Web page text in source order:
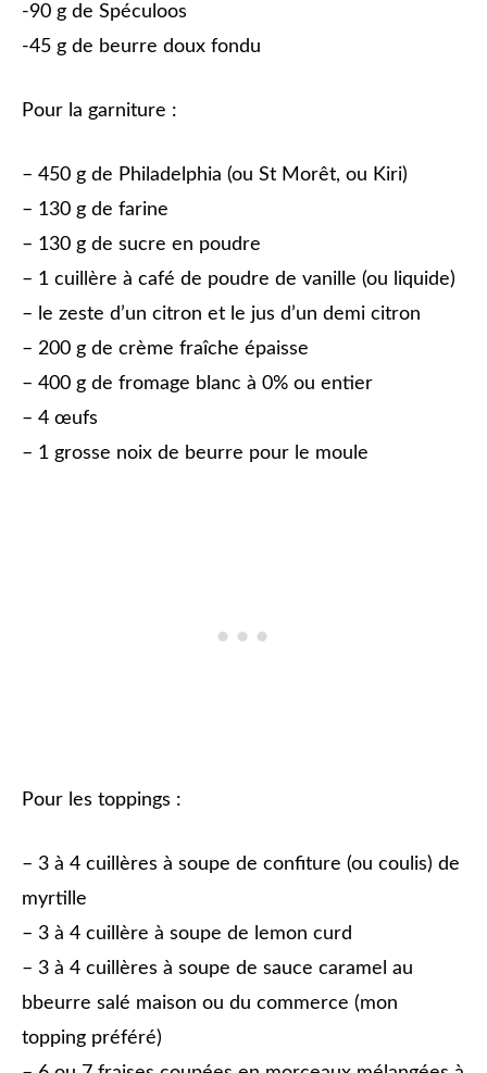
-90 g de Spéculoos
-45 g de beurre doux fondu
Pour la garniture :
– 450 g de Philadelphia (ou St Morêt, ou Kiri)
– 130 g de farine
– 130 g de sucre en poudre
– 1 cuillère à café de poudre de vanille (ou liquide)
– le zeste d’un citron et le jus d’un demi citron
– 200 g de crème fraîche épaisse
– 400 g de fromage blanc à 0% ou entier
– 4 œufs
– 1 grosse noix de beurre pour le moule
Pour les toppings :
– 3 à 4 cuillères à soupe de confiture (ou coulis) de
myrtille
– 3 à 4 cuillère à soupe de lemon curd
– 3 à 4 cuillères à soupe de sauce caramel au
bbeurre salé maison ou du commerce (mon
topping préféré)